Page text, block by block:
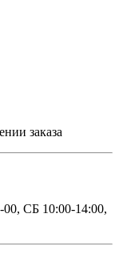
заказа
СБ 10:00-14:00,